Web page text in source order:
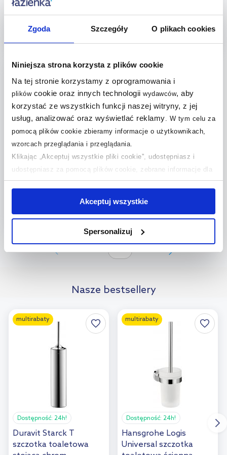
Zgoda Szczegóły O plikach cookies
Niniejsza strona korzysta z plików cookie
Na tej stronie korzystamy z oprogramowania i
plikówcookie oraz innych technologii wydawców, aby
korzystać ze wszystkich funkcji naszej witryny, z jej
usług, analizować oraz wyświetlać reklamy
W tym celu za
pomocą plików cookie zbieramy informacje o użytkownikach,
wzorcach przeglądania i przeglądania.
Klikając „Akceptuj wszystkie pliki cookie”, udostępniasz i
udostępniasz za pomocą plików cookie, zebrane informacje dla
użytkowników zewnętrznych, a także nasi partnerzy reklamowi.
jednak, że zablokowane niektóre pliki cookie mogą mieć wpływ
na sposób dostarczania treści niedostosowanych do potrzeb
Aby uzyskać więcej informacji na temat plików plików cookie,
przejdź do zakładek „Informacje o plikach cookie”.
Akceptuj wszystkie
Spersonalizuj
Dostępność:24h!
Dodaj do
porównania
Dodaj do
porównania
Kela La Brosse szczotka
toaletowa zapasowa chrom
20145
Dodaj do
Strona: z 6
Nasze bestsellery
multirabaty
Dostępność: 24h!
Duravit Starck T
szczotka toaletowa
multirabaty
Dostępność: 24h!
Hansgrohe Logis
Universal szczotka